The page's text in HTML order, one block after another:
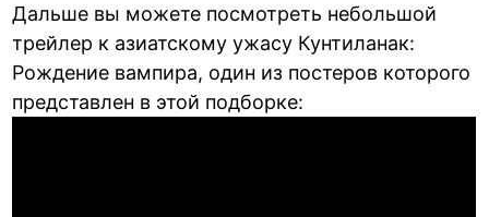
Дальше вы можете посмотреть небольшой
трейлер к азиатскому ужасу Кунтиланак:
Рождение вампира, один из постеров которого
представлен в этой подборке: